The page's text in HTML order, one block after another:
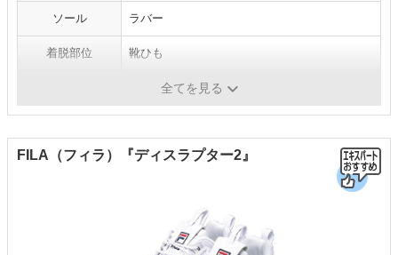
ソール ラバー
着脱部位 靴ひも
ローカット全てを見る
FILA（フィラ）『ディスラプター2』